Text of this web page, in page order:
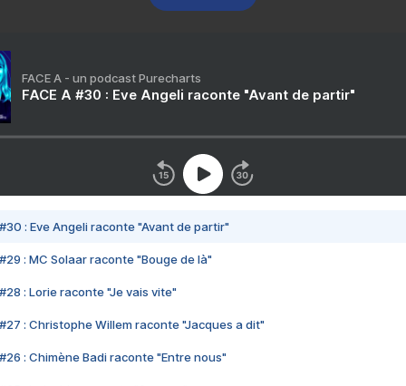
FACE A - un podcast Purecharts
FACE A #30 : Eve Angeli raconte "Avant de partir"
#30 : Eve Angeli raconte "Avant de partir"
#29 : MC Solaar raconte "Bouge de là"
#28 : Lorie raconte "Je vais vite"
#27 : Christophe Willem raconte "Jacques a dit"
#26 : Chimène Badi raconte "Entre nous"